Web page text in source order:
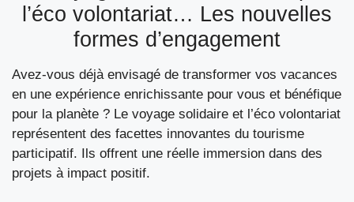
l’éco volontariat… Les nouvelles
formes d’engagement
Avez-vous déjà envisagé de transformer vos vacances
en une expérience enrichissante pour vous et bénéfique
pour la planète ? Le voyage solidaire et l’éco volontariat
représentent des facettes innovantes du tourisme
participatif. Ils offrent une réelle immersion dans des
projets à impact positif.